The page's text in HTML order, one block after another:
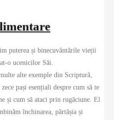
puterea și binecuvântările vieții
o ucenicilor Săi.
alte exemple din Scriptură,
pași esențiali despre cum să te
și cum să ataci prin rugăciune. El
închinarea, părtășia și